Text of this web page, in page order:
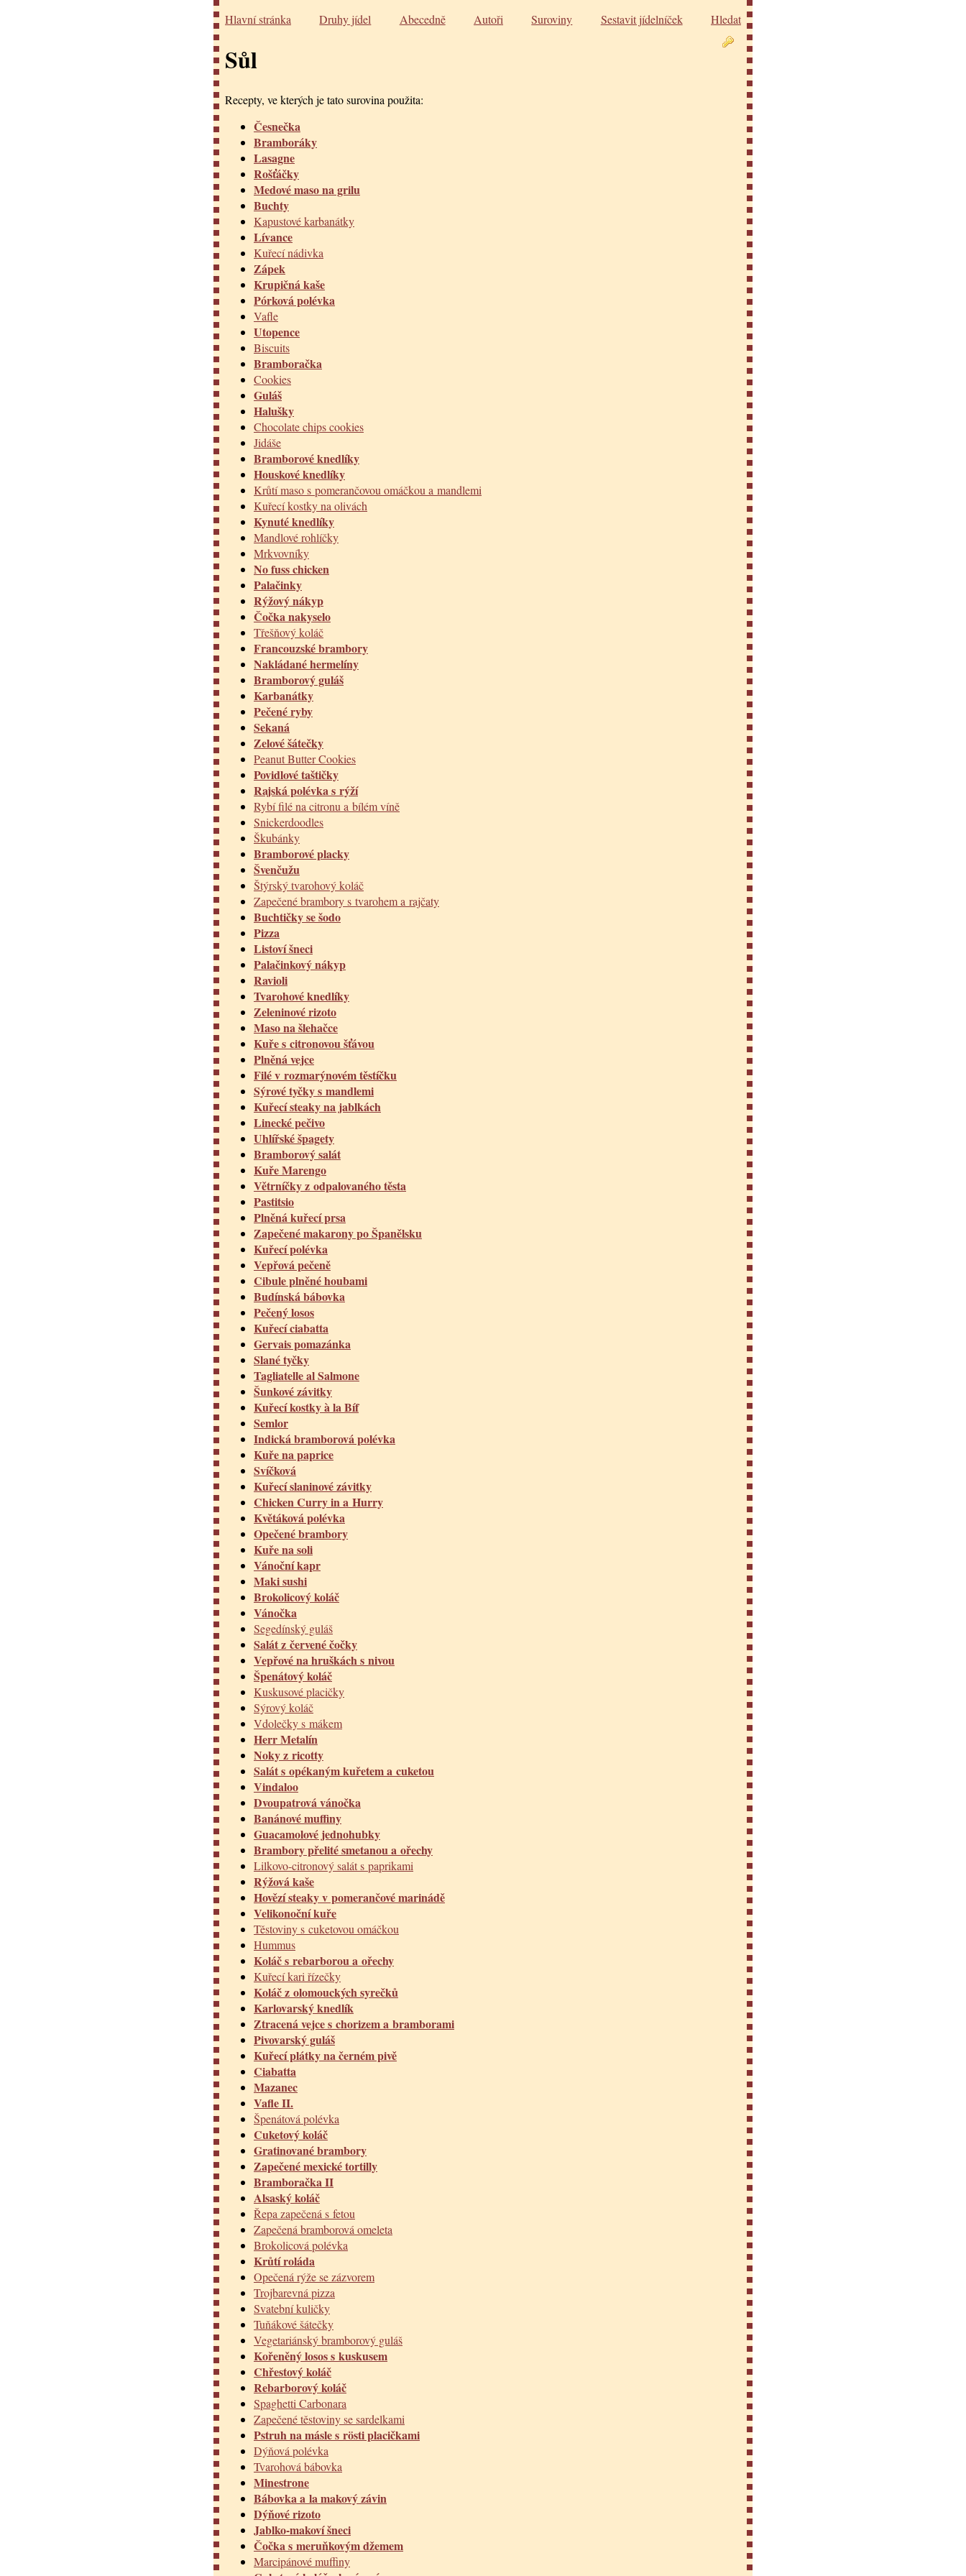
Hlavní stránka Druhy jídel Abecedně Autoři Suroviny Sestavit jídelníček Hledat
Sůl
Recepty, ve kterých je tato surovina použita:
Česnečka
Bramboráky
Lasagne
Rošťáčky
Medové maso na grilu
Buchty
Kapustové karbanátky
Lívance
Kuřecí nádivka
Zápek
Krupičná kaše
Pórková polévka
Vafle
Utopence
Biscuits
Bramboračka
Cookies
Guláš
Halušky
Chocolate chips cookies
Jidáše
Bramborové knedlíky
Houskové knedlíky
Krůtí maso s pomerančovou omáčkou a mandlemi
Kuřecí kostky na olivách
Kynuté knedlíky
Mandlové rohlíčky
Mrkvovníky
No fuss chicken
Palačinky
Rýžový nákyp
Čočka nakyselo
Třešňový koláč
Francouzské brambory
Nakládané hermelíny
Bramborový guláš
Karbanátky
Pečené ryby
Sekaná
Zelové šátečky
Peanut Butter Cookies
Povidlové taštičky
Rajská polévka s rýží
Rybí filé na citronu a bílém víně
Snickerdoodles
Škubánky
Bramborové placky
Švenčužu
Štýrský tvarohový koláč
Zapečené brambory s tvarohem a rajčaty
Buchtičky se šodo
Pizza
Listoví šneci
Palačinkový nákyp
Ravioli
Tvarohové knedlíky
Zeleninové rizoto
Maso na šlehačce
Kuře s citronovou šťávou
Plněná vejce
Filé v rozmarýnovém těstíčku
Sýrové tyčky s mandlemi
Kuřecí steaky na jablkách
Linecké pečivo
Uhlířské špagety
Bramborový salát
Kuře Marengo
Větrníčky z odpalovaného těsta
Pastitsio
Plněná kuřecí prsa
Zapečené makarony po Španělsku
Kuřecí polévka
Vepřová pečeně
Cibule plněné houbami
Budínská bábovka
Pečený losos
Kuřecí ciabatta
Gervais pomazánka
Slané tyčky
Tagliatelle al Salmone
Šunkové závitky
Kuřecí kostky à la Bíf
Semlor
Indická bramborová polévka
Kuře na paprice
Svíčková
Kuřecí slaninové závitky
Chicken Curry in a Hurry
Květáková polévka
Opečené brambory
Kuře na soli
Vánoční kapr
Maki sushi
Brokolicový koláč
Vánočka
Segedínský guláš
Salát z červené čočky
Vepřové na hruškách s nivou
Špenátový koláč
Kuskusové placičky
Sýrový koláč
Vdolečky s mákem
Herr Metalín
Noky z ricotty
Salát s opékaným kuřetem a cuketou
Vindaloo
Dvoupatrová vánočka
Banánové muffiny
Guacamolové jednohubky
Brambory přelité smetanou a ořechy
Lilkovo-citronový salát s paprikami
Rýžová kaše
Hovězí steaky v pomerančové marinádě
Velikonoční kuře
Těstoviny s cuketovou omáčkou
Hummus
Koláč s rebarborou a ořechy
Kuřecí kari řízečky
Koláč z olomouckých syrečků
Karlovarský knedlík
Ztracená vejce s chorizem a bramborami
Pivovarský guláš
Kuřecí plátky na černém pivě
Ciabatta
Mazanec
Vafle II.
Špenátová polévka
Cuketový koláč
Gratinované brambory
Zapečené mexické tortilly
Bramboračka II
Alsaský koláč
Řepa zapečená s fetou
Zapečená bramborová omeleta
Brokolicová polévka
Krůtí roláda
Opečená rýže se zázvorem
Trojbarevná pizza
Svatební kuličky
Tuňákové šátečky
Vegetariánský bramborový guláš
Kořeněný losos s kuskusem
Chřestový koláč
Rebarborový koláč
Spaghetti Carbonara
Zapečené těstoviny se sardelkami
Pstruh na másle s rösti placičkami
Dýňová polévka
Tvarohová bábovka
Minestrone
Bábovka a la makový závin
Dýňové rizoto
Jablko-makoví šneci
Čočka s meruňkovým džemem
Marcipánové muffiny